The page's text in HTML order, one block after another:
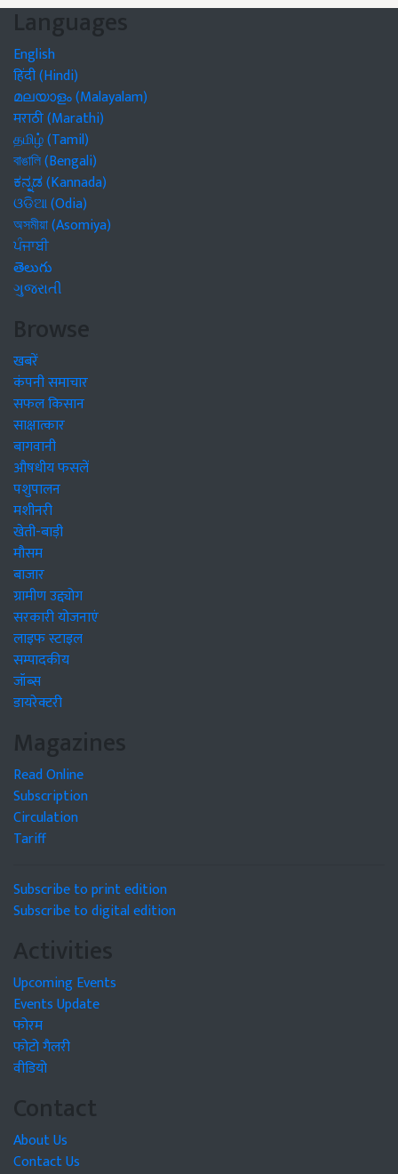
Languages
English
हिंदी (Hindi)
മലയാളം (Malayalam)
मराठी (Marathi)
தமிழ் (Tamil)
বাঙালি (Bengali)
ಕನ್ನಡ (Kannada)
ଓଡିଆ (Odia)
অসমীয়া (Asomiya)
ਪੰਜਾਬੀ
తెలుగు
ગુજરાતી
Browse
खबरें
कंपनी समाचार
सफल किसान
साक्षात्कार
बागवानी
औषधीय फसलें
पशुपालन
मशीनरी
खेती-बाड़ी
मौसम
बाजार
ग्रामीण उद्द्योग
सरकारी योजनाएं
लाइफ स्टाइल
सम्पादकीय
जॉब्स
डायरेक्टरी
Magazines
Read Online
Subscription
Circulation
Tariff
Subscribe to print edition
Subscribe to digital edition
Activities
Upcoming Events
Events Update
फोरम
फोटो गैलरी
वीडियो
Contact
About Us
Contact Us